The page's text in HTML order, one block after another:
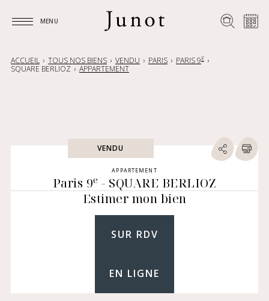
MENU
ACCUEIL TOUS NOS BIENS VENDU PARIS PARIS 9E
SQUARE BERLIOZ APPARTEMENT
VENDU
APPARTEMENT
Paris 9e - SQUARE BERLIOZ
Estimer mon bien
SUR RDV
EN LIGNE